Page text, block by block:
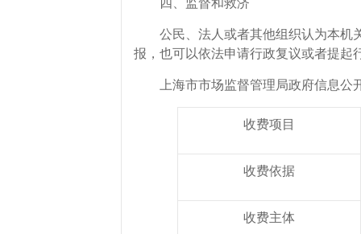
四、监督和救济
公民、法人或者其他组织认为本机关
报，也可以依法申请行政复议或者提起
上海市市场监督管理局政府信息公
收费项目
收费依据
收费主体